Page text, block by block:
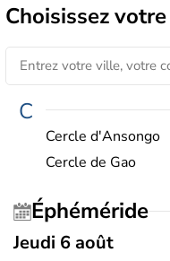
Choisissez
C
Cercle d'Ansongo
Cercle de Gao
Éphéméride
Jeudi 6 août